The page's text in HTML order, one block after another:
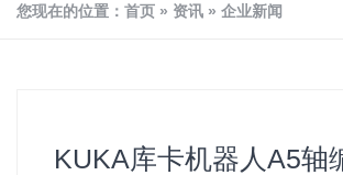
您现在的位置： 首页 » 资讯 » 企业新闻
KUKA库卡机器人A5轴